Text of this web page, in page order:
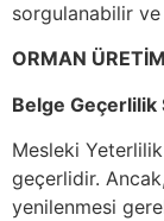
sorgulanabilir ve
ORMAN
Belge Geçerlilik
Mesleki
geçerlidir.
yenilenmesi